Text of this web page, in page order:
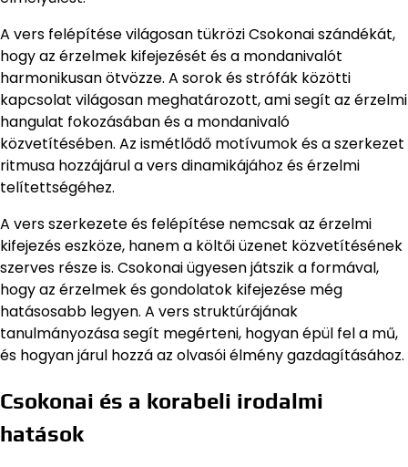
A vers felépítése világosan tükrözi Csokonai szándékát,
hogy az érzelmek kifejezését és a mondanivalót
harmonikusan ötvözze. A sorok és strófák közötti
kapcsolat világosan meghatározott, ami segít az érzelmi
hangulat fokozásában és a mondanivaló
közvetítésében. Az ismétlődő motívumok és a szerkezet
ritmusa hozzájárul a vers dinamikájához és érzelmi
telítettségéhez.
A vers szerkezete és felépítése nemcsak az érzelmi
kifejezés eszköze, hanem a költői üzenet közvetítésének
szerves része is. Csokonai ügyesen játszik a formával,
hogy az érzelmek és gondolatok kifejezése még
hatásosabb legyen. A vers struktúrájának
tanulmányozása segít megérteni, hogyan épül fel a mű,
és hogyan járul hozzá az olvasói élmény gazdagításához.
Csokonai és a korabeli irodalmi
hatások